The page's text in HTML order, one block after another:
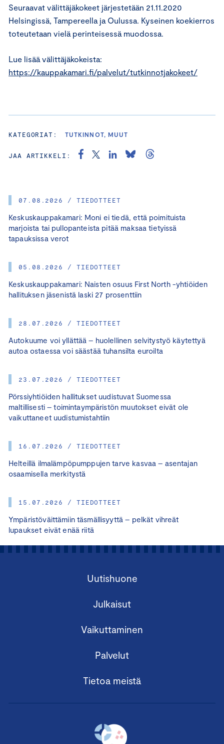
07.08.2026 / TIEDOTTEET
Keskuskauppakamari: Moni ei tiedä, että poimituista
marjoista tai pullopanteista pitää maksaa tietyissä
tapauksissa verot
05.08.2026 / TIEDOTTEET
Keskuskauppakamari: Naisten osuus First North -yhtiöiden
hallituksen jäsenistä laski 27 prosenttiin
28.07.2026 / TIEDOTTEET
Autokuume voi yllättää – huolellinen selvitystyö käytettyä
autoa ostaessa voi säästää tuhansilta euroilta
23.07.2026 / TIEDOTTEET
Pörssiyhtiöiden hallitukset uudistuvat Suomessa
maltillisesti – toimintaympäristön muutokset eivät ole
vaikuttaneet uudistumistahtiin
16.07.2026 / TIEDOTTEET
Helteillä ilmalämpöpumppujen tarve kasvaa – asentajan
osaamisella merkitystä
15.07.2026 / TIEDOTTEET
Ympäristöväittämiin täsmällisyyttä – pelkät vihreät
lupaukset eivät enää riitä
Seuraavat välittäjäkokeet järjestetään 21.11.2020
Helsingissä, Tampereella ja Oulussa. Kyseinen koekierros
toteutetaan vielä perinteisessä muodossa.
Lue lisää välittäjäkokeista:
https://kauppakamari.fi/palvelut/tutkinnotjakokeet/
KATEGORIAT: TUTKINNOT, MUUT
JAA ARTIKKELI:
Uutishuone
Julkaisut
Vaikuttaminen
Palvelut
Tietoa meistä